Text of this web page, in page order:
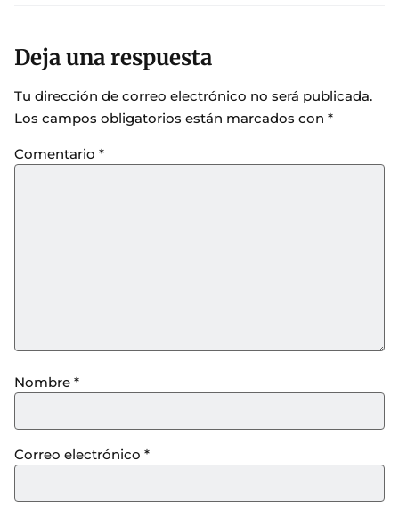
Deja una respuesta
Tu dirección de correo electrónico no será publicada.
Los campos obligatorios están marcados con *
Comentario *
Nombre *
Correo electrónico *